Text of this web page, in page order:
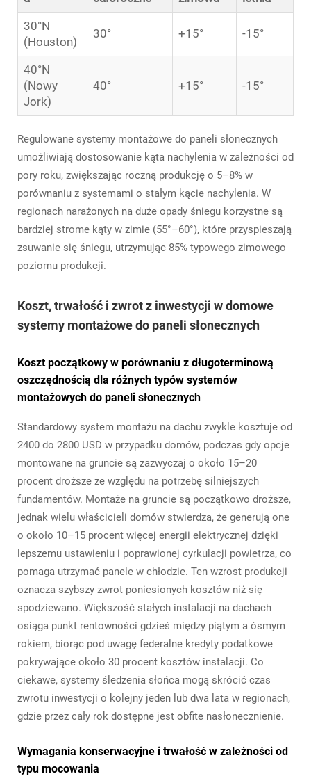
30°N
(Houston)
30° +15° -15°
40°N
(Nowy
Jork)
40° +15° -15°
Regulowane systemy montażowe do paneli słonecznych
umożliwiają dostosowanie kąta nachylenia w zależności od
pory roku, zwiększając roczną produkcję o 5–8% w
porównaniu z systemami o stałym kącie nachylenia. W
regionach narażonych na duże opady śniegu korzystne są
bardziej strome kąty w zimie (55°–60°), które przyspieszają
zsuwanie się śniegu, utrzymując 85% typowego zimowego
poziomu produkcji.
Koszt, trwałość i zwrot z inwestycji w domowe
systemy montażowe do paneli słonecznych
Koszt początkowy w porównaniu z długoterminową
oszczędnością dla różnych typów systemów
montażowych do paneli słonecznych
Standardowy system montażu na dachu zwykle kosztuje od
2400 do 2800 USD w przypadku domów, podczas gdy opcje
montowane na gruncie są zazwyczaj o około 15–20
procent droższe ze względu na potrzebę silniejszych
fundamentów. Montaże na gruncie są początkowo droższe,
jednak wielu właścicieli domów stwierdza, że generują one
o około 10–15 procent więcej energii elektrycznej dzięki
lepszemu ustawieniu i poprawionej cyrkulacji powietrza, co
pomaga utrzymać panele w chłodzie. Ten wzrost produkcji
oznacza szybszy zwrot poniesionych kosztów niż się
spodziewano. Większość stałych instalacji na dachach
osiąga punkt rentowności gdzieś między piątym a ósmym
rokiem, biorąc pod uwagę federalne kredyty podatkowe
pokrywające około 30 procent kosztów instalacji. Co
ciekawe, systemy śledzenia słońca mogą skrócić czas
zwrotu inwestycji o kolejny jeden lub dwa lata w regionach,
gdzie przez cały rok dostępne jest obfite nasłonecznienie.
Wymagania konserwacyjne i trwałość w zależności od
typu mocowania